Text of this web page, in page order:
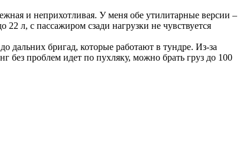
и неприхотливая. У меня обе утилитарные версии –
л, с пассажиром сзади нагрузки не чувствуется
дальних бригад, которые работают в тундре. Из-за
без проблем идет по пухляку, можно брать груз до 100